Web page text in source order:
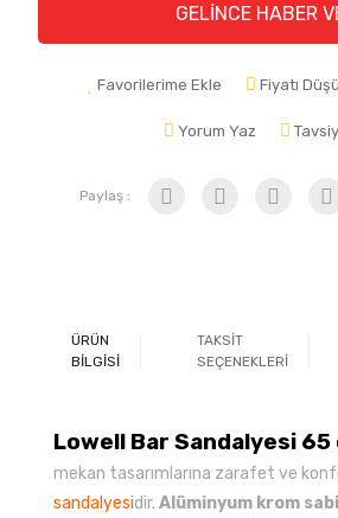
GELİNCE HABER
Favorilerime Ekle Fiyatı
Yorum Yaz
Paylaş :
ÜRÜN
BİLGİSİ
TAKSİT
SEÇENEKLERİ
Lowell Bar Sandalyesi 65
mekan tasarımlarına zarafet ve
sandalyesidir. Alüminyum krom